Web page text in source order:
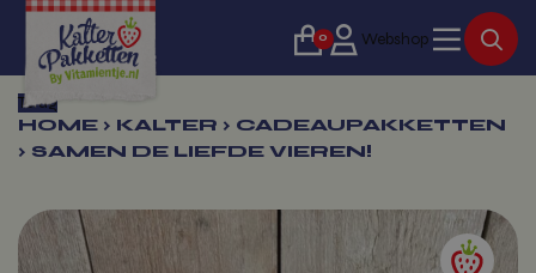
0 Webshop
Terug
HOME › KALTER › CADEAUPAKKETTEN
› SAMEN DE LIEFDE VIEREN!